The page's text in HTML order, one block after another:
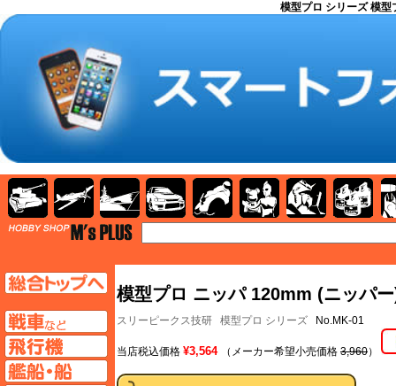
模型プロ シリーズ 模
模型プロ ニッパ 120mm (ニッパ
スリーピークス技研 模型プロ シリーズ No.MK-01
当店税込価格 ¥3,564 （メーカー希望小売価格 3,960）
AFV
AFV 飛行機 艦船 自動車 バイク キャラクターガンダム 塗料